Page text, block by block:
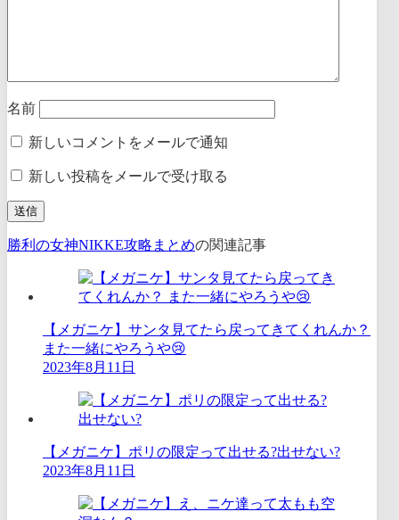
名前
新しいコメントをメールで通知
新しい投稿をメールで受け取る
勝利の女神NIKKE攻略まとめの関連記事
【メガニケ】サンタ見てたら戻ってきてくれんか？
また一緒にやろうや😢
2023年8月11日
【メガニケ】ポリの限定って出せる?出せない?
2023年8月11日